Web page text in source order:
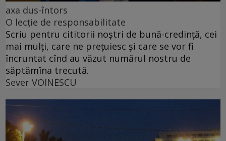
axa dus-întors
O lecție de responsabilitate
Scriu pentru cititorii noștri de bună-credință, cei
mai mulți, care ne prețuiesc și care se vor fi
încruntat cînd au văzut numărul nostru de
săptămîna trecută.
Sever VOINESCU